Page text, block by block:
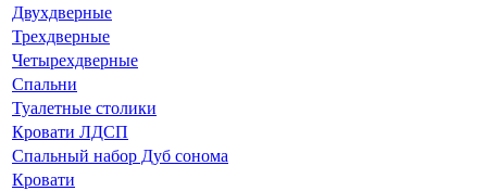
Двухдверные
Трехдверные
Четырехдверные
Спальни
Туалетные столики
Кровати ЛДСП
Спальный набор Дуб сонома
Кровати